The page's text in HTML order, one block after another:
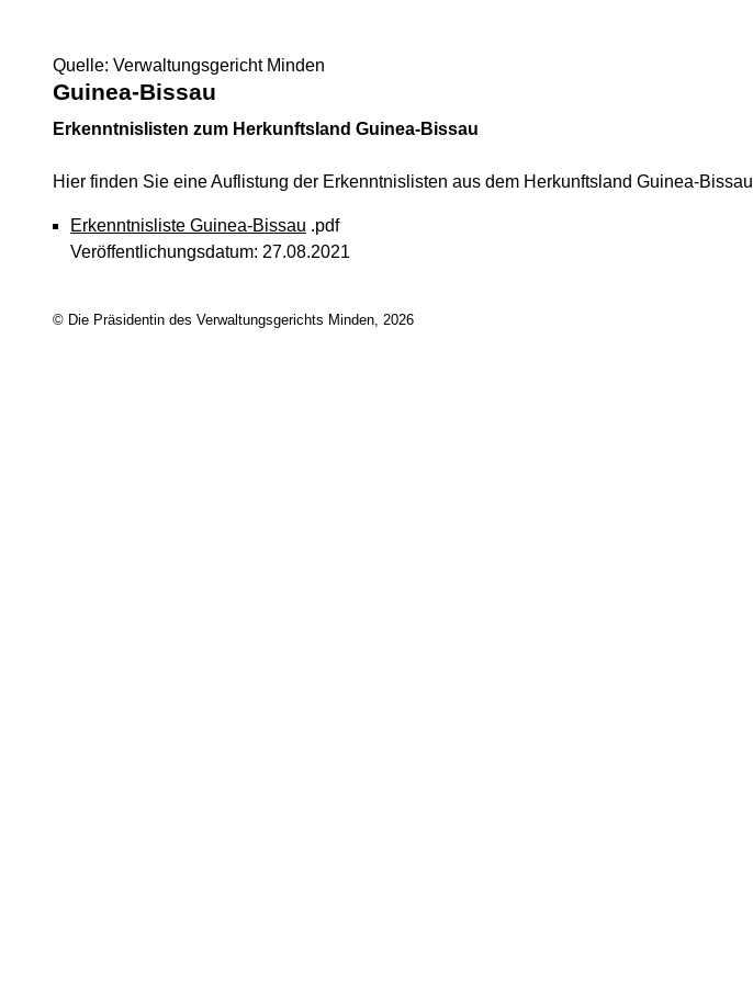
Quelle: Verwaltungsgericht Minden
Guinea-Bissau
Erkenntnislisten zum Herkunftsland Guinea-Bissau
Hier finden Sie eine Auflistung der Erkenntnislisten aus dem Herkunftsland Guinea-Bissau
Erkenntnisliste Guinea-Bissau .pdf
Veröffentlichungsdatum: 27.08.2021
© Die Präsidentin des Verwaltungsgerichts Minden, 2026